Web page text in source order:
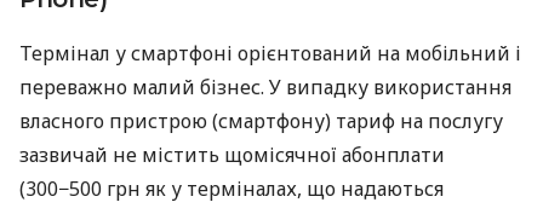
Термінал у смартфоні орієнтований на мобільний і
переважно малий бізнес. У випадку використання
власного пристрою (смартфону) тариф на послугу
зазвичай не містить щомісячної абонплати
(300−500 грн як у терміналах, що надаються